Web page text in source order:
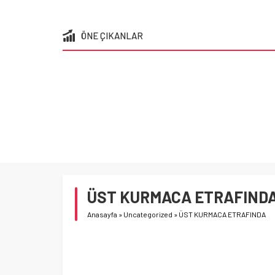
ÖNE ÇIKANLAR
ÜST KURMACA
Anasayfa » Uncategorized » ÜST KURMACA ETRAFINDA